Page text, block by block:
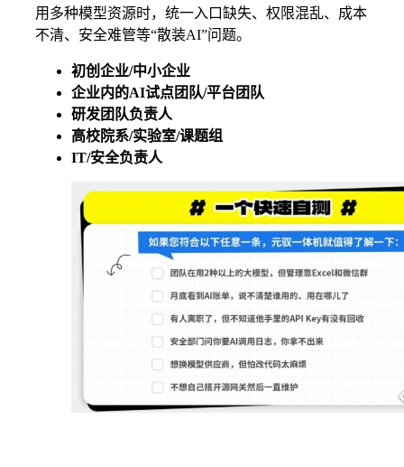
用多种模型资源时，统一入口缺失、权限混乱、成本
不清、安全难管等“散装AI”问题。
初创企业/中小企业
企业内的AI试点团队/平台团队
研发团队负责人
高校院系/实验室/课题组
IT/安全负责人